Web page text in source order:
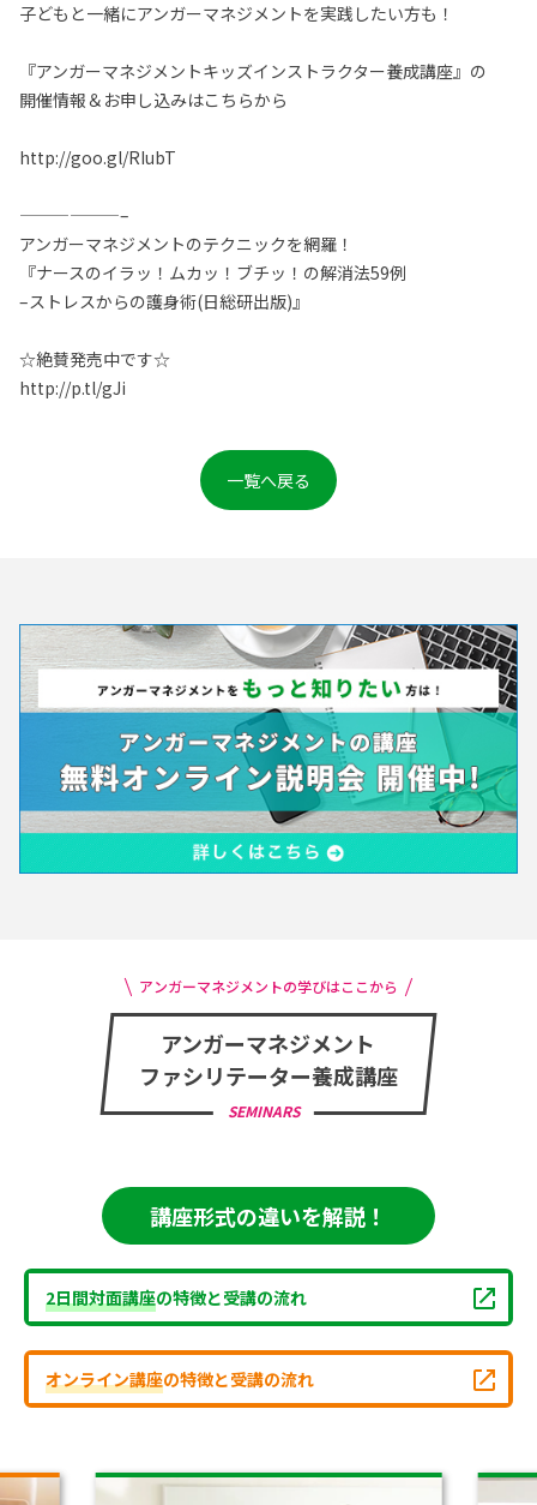
子どもと一緒にアンガーマネジメントを実践したい方も！
『アンガーマネジメントキッズインストラクター養成講座』の
開催情報＆お申し込みはこちらから
http://goo.gl/RIubT
——————–
アンガーマネジメントのテクニックを網羅！
『ナースのイラッ！ムカッ！ブチッ！の解消法59例
–ストレスからの護身術(日総研出版)』
☆絶賛発売中です☆
http://p.tl/gJi
一覧へ戻る
アンガーマネジメントの学びはここから
アンガーマネジメント
ファシリテーター養成講座
SEMINARS
講座形式の違いを解説！
2日間対面講座の特徴と受講の流れ
オンライン講座の特徴と受講の流れ